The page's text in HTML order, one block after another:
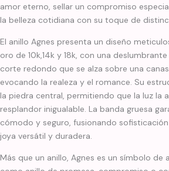
amor eterno, sellar un compromiso
la belleza cotidiana con su toque de
El anillo Agnes presenta un diseño
oro de 10k,14k y 18k, con una
corte redondo que se alza sobre una
evocando la realeza y el romance. Su
la piedra central, permitiendo que la luz la
resplandor inigualable. La banda gruesa
cómodo y seguro, fusionando
joya versátil y duradera.
Más que un anillo, Agnes es un símbolo de